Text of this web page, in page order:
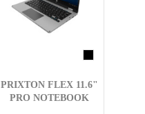
PRIXTON FLEX 11.6"
PRO NOTEBOOK